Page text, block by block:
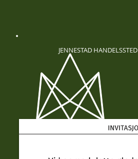
JENNESTAD HANDELSSTED